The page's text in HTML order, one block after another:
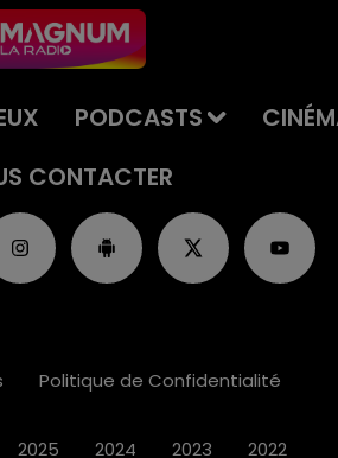
PODCASTS
CONTACTER
Politique de Confidentialité
2025 2024 2023 2022